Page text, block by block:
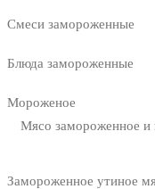
Смеси замороженные
Блюда замороженные
Мороженое
Мясо замороженное и
Замороженное утиное